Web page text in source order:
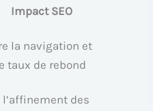
Impact SEO
la navigation et
taux de rebond
des